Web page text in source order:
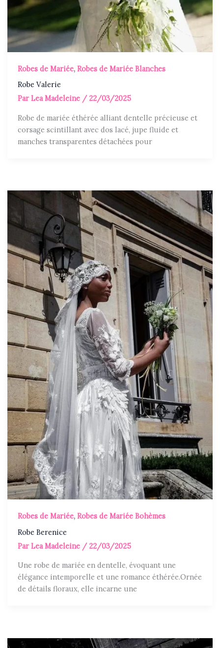
Robes de Mariée,Robes de Mariée Blanches
Robe Valerie
ParLea Madeleine / 22/03/2025
Robe de mariée éthérée alliant dentelle précieuse et
corsage scintillant avec dos lacé, jupe fluide et
manches transparentes détachées pour
Robes de Mariée,Robes de Mariée Bohèmes
Robe Berenice
ParLea Madeleine / 22/03/2025
Une robe de mariée en dentelle, évoquant une
élégance intemporelle et une romance éthérée.Ornée
de détails floraux, elle incarne une